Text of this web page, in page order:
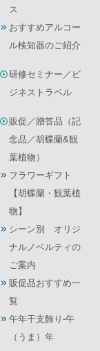
ス
おすすめアルコー
ル検知器のご紹介
研修セミナー／ビ
ジネストラベル
販促／贈答品（記
念品／胡蝶蘭&観
葉植物）
フラワーギフト
【胡蝶蘭・観葉植
物】
シーン別 オリジ
ナルノベルティの
ご案内
販促品おすすめ一
覧
午年干支飾り-午
（うま）年